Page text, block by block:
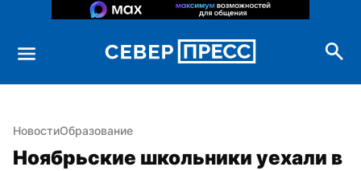
НовостиОбразование
Ноябрьские школьники уехали в